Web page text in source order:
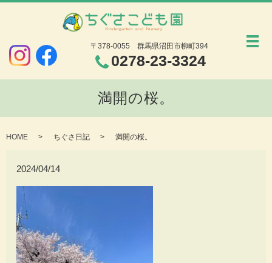
〒378-0055群馬県沼田市柳町394
0278-23-3324
メ
満開の桜。
HOME ちぐさ日記 満開の桜。
2024/04/14